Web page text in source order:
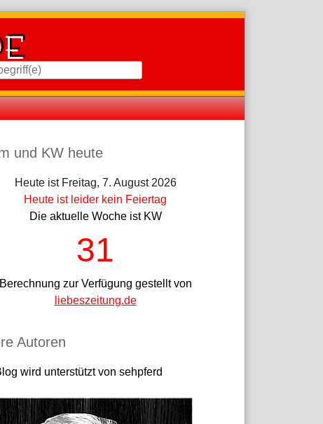
und KW heute
Heute ist Freitag, 7. August 2026
Heute ist leider kein Feiertag
Die aktuelle Woche ist KW
31
Berechnung zur Verfügung gestellt von
liebeszeitung.de
Autoren
wird unterstützt von sehpferd